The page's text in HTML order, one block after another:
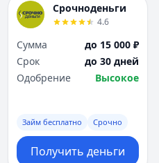
Срочноденьги
4.6
Сумма
до 15 000 ₽
Срок
до 30 дней
Одобрение
Высокое
Займ бесплатно Срочно
Получить деньги